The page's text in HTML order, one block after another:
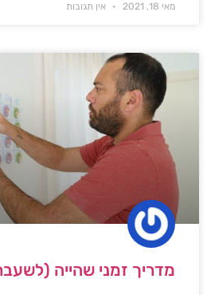
מאי 18, 2021 אין תגובות
מדריך זמני שהייה